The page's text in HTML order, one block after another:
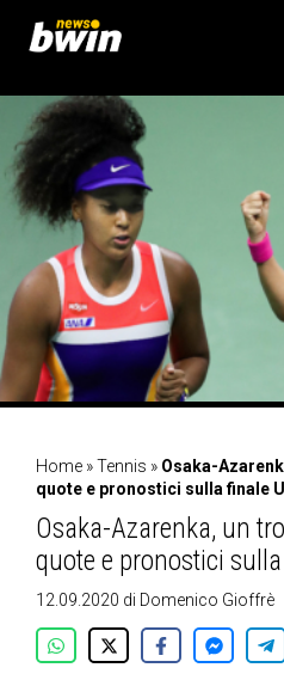
contenuto
Home »Tennis » Osaka-
quote e pronostici sulla finale
Osaka-Azarenka, un
quote e pronostici
12.09.2020 di Domenico Gioffrè